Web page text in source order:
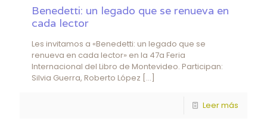
Benedetti: un legado que se renueva en
cada lector
Les invitamos a «Benedetti: un legado que se
renueva en cada lector» en la 47a Feria
Internacional del Libro de Montevideo. Participan:
Silvia Guerra, Roberto López […]
Leer más